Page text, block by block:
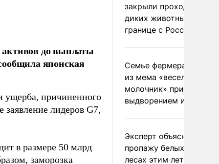
до выплаты
японская
ущерба, причиненного
лидеров G7,
в размере 50 млрд
заморозка
закрыли проходы для
диких животных на
границе с Россией
Семье фермера
из мема «веселый
молочник» пригрозили
выдворением из
Эксперт объяснил
пропажу белых грибов
лесах этим летом